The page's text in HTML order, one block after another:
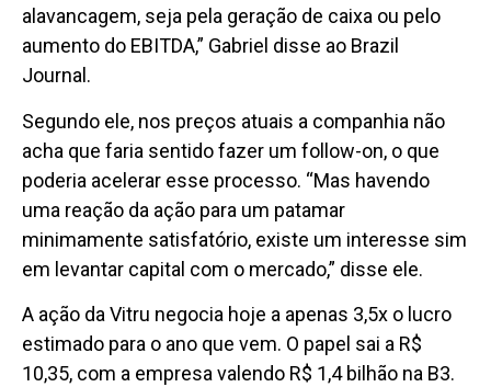
alavancagem, seja pela geração de caixa ou pelo
aumento do EBITDA,” Gabriel disse ao Brazil
Journal.
Segundo ele, nos preços atuais a companhia não
acha que faria sentido fazer um follow-on, o que
poderia acelerar esse processo. “Mas havendo
uma reação da ação para um patamar
minimamente satisfatório, existe um interesse sim
em levantar capital com o mercado,” disse ele.
A ação da Vitru negocia hoje a apenas 3,5x o lucro
estimado para o ano que vem. O papel sai a R$
10,35, com a empresa valendo R$ 1,4 bilhão na B3.